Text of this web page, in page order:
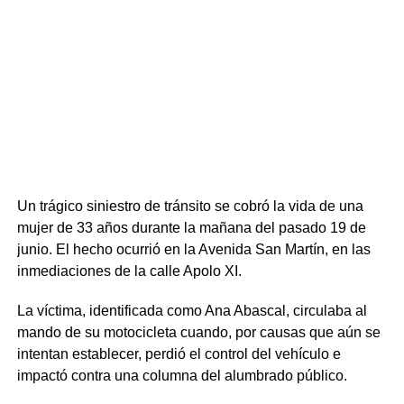
Un trágico siniestro de tránsito se cobró la vida de una
mujer de 33 años durante la mañana del pasado 19 de
junio. El hecho ocurrió en la Avenida San Martín, en las
inmediaciones de la calle Apolo XI.
La víctima, identificada como Ana Abascal, circulaba al
mando de su motocicleta cuando, por causas que aún se
intentan establecer, perdió el control del vehículo e
impactó contra una columna del alumbrado público.